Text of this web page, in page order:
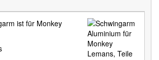
ist für Monkey